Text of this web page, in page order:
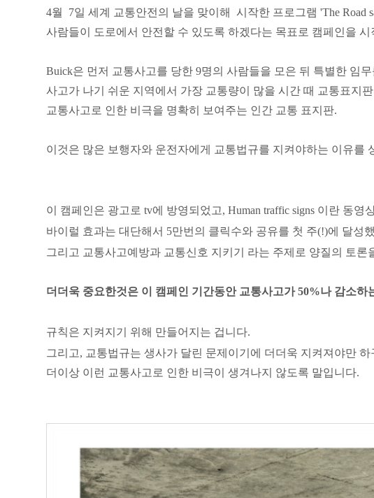
4월 7일 세계 교통안전의 날을 맞이해 시작한 프로그램 'The Road
사람들이 도로에서 안전할 수 있도록 하겠다는 목표로 캠페인을 시
Buick은 먼저 교통사고를 당한9명의 사람들을 모은 뒤 특별한 임
사고가 나기 쉬운 지역에서 가장 교통량이 많을 시간 때 교통표지판
교통사고로 인한 비극을 명확히 보여주는 인간 교통 표지판.
이것은 많은 보행자와 운전자에게 교통법규를 지켜야하는 이유를
이 캠페인은 광고로 tv에 방영되었고, Human traffic signs 이란 동영
바이럴 효과는 대단해서 5만번의 클릭수와 공유를 첫 주(!)에 달성
그리고 교통사고예방과 교통신호 지키기 라는 주제로 양질의 토론
더더욱 중요한것은 이 캠페인 기간동안 교통사고가50%나 감소하
규칙은 지켜지기 위해 만들어지는 겁니다.
그리고, 교통법규는 생사가 달린 문제이기에 더더욱 지켜져야만 하
더이상 이런 교통사고로 인한 비극이 생겨나지 않도록 말입니다.